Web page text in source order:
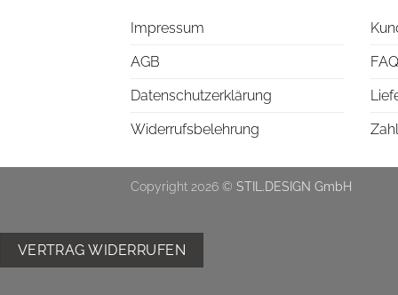
Impressum
AGB
Datenschutzerklärung
Widerrufsbelehrung
Copyright 2026 © STIL.DESIGN GmbH
VERTRAG WIDERRUFEN